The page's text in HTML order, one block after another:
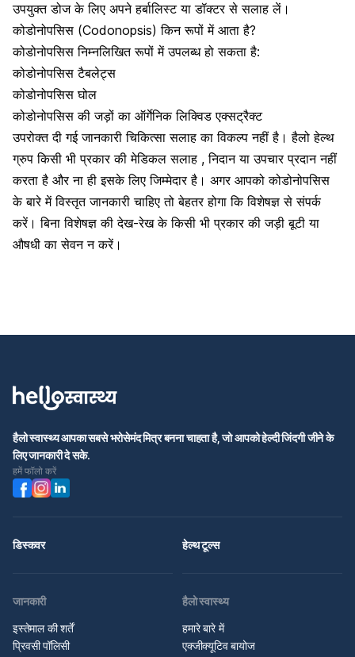
उपयुक्त डोज के लिए अपने हर्बालिस्ट या डॉक्टर से सलाह लें।
कोडोनोपसिस (Codonopsis) किन रूपों में आता है?
कोडोनोपसिस निम्नलिखित रूपों में उपलब्ध हो सकता है:
कोडोनोपसिस टैबलेट्स
कोडोनोपसिस घोल
कोडोनोपसिस की जड़ों का ऑर्गेनिक लिक्विड एक्सट्रैक्ट
उपरोक्त दी गई जानकारी चिकित्सा सलाह का विकल्प नहीं है। हैलो हेल्थ
ग्रुप किसी भी प्रकार की मेडिकल सलाह , निदान या उपचार प्रदान नहीं
करता है और ना ही इसके लिए जिम्मेदार है। अगर आपको कोडोनोपसिस
के बारे में विस्तृत जानकारी चाहिए तो बेहतर होगा कि विशेषज्ञ से संपर्क
करें। बिना विशेषज्ञ की देख-रेख के किसी भी प्रकार की जड़ी बूटी या
औषधी का सेवन न करें।
हैलो स्वास्थ्य आपका सबसे भरोसेमंद मित्र बनना चाहता है, जो आपको हेल्दी जिंदगी जीने के
लिए जानकारी दे सके.
हमें फॉलो करें
डिस्कवर हेल्थ टूल्स
जानकारी
इस्तेमाल की शर्तें
प्रिवसी पॉलिसी
हैलो स्वास्थ्य
हमारे बारे में
एक्जीक्यूटिव बायोज